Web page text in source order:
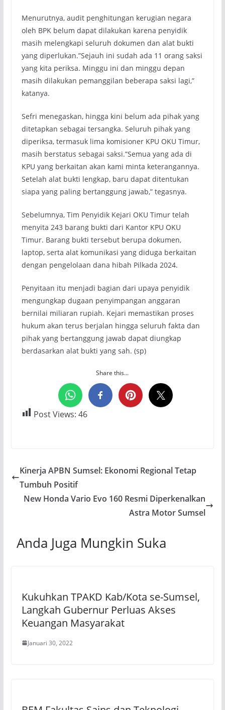
Menurutnya, audit penghitungan kerugian negara
oleh BPK belum dapat dilakukan karena penyidik
masih melengkapi seluruh dokumen dan alat bukti
yang diperlukan.”Sejauh ini sudah ada 11 orang saksi
yang kita periksa. Minggu ini dan minggu depan
masih dilakukan pemanggilan beberapa saksi lagi,”
katanya.
Sefri menegaskan, hingga kini belum ada pihak yang
ditetapkan sebagai tersangka. Seluruh pihak yang
diperiksa, termasuk lima komisioner KPU OKU Timur,
masih berstatus sebagai saksi.”Semua yang ada di
KPU yang berkaitan akan kami minta keterangannya.
Setelah alat bukti lengkap, baru dapat ditentukan
siapa yang paling bertanggung jawab,” tegasnya.
Sebelumnya, Tim Penyidik Kejari OKU Timur telah
menyita 243 barang bukti dari Kantor KPU OKU
Timur. Barang bukti tersebut berupa dokumen,
laptop, serta alat komunikasi yang diduga berkaitan
dengan pengelolaan dana hibah Pilkada 2024.
Penyitaan itu menjadi bagian dari upaya penyidik
mengungkap dugaan penyimpangan anggaran
bernilai miliaran rupiah. Kejari memastikan proses
hukum akan terus berjalan hingga seluruh fakta dan
pihak yang bertanggung jawab dapat diungkap
berdasarkan alat bukti yang sah. (sp)
Share this...
Post Views: 46
Kinerja APBN Sumsel: Ekonomi Regional Tetap
Tumbuh Positif
New Honda Vario Evo 160 Resmi Diperkenalkan
Astra Motor Sumsel
Anda Juga Mungkin Suka
Kukuhkan TPAKD Kab/Kota se-Sumsel,
Langkah Gubernur Perluas Akses
Keuangan Masyarakat
Januari 30, 2022